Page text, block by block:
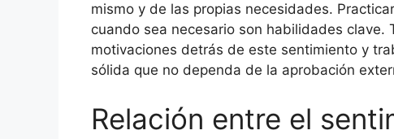
mismo y de las propias necesidades.
cuando sea necesario son habilidades
motivaciones detrás de este sentimiento y
sólida que no dependa de la aprobación
Relación entre el